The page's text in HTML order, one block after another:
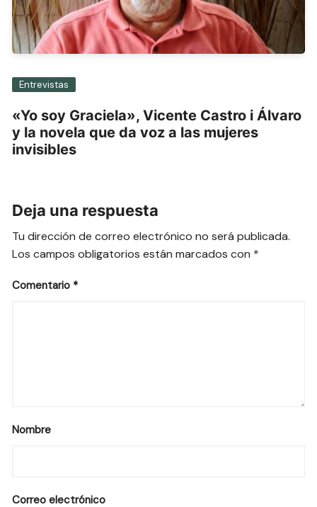
Entrevistas
«Yo soy Graciela», Vicente Castro i Álvaro
y la novela que da voz a las mujeres
invisibles
Deja una respuesta
Tu dirección de correo electrónico no será publicada.
Los campos obligatorios están marcados con *
Comentario *
Nombre
Correo electrónico